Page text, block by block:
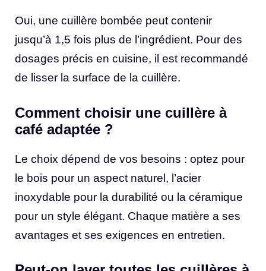
Oui, une cuillère bombée peut contenir
jusqu’à 1,5 fois plus de l’ingrédient. Pour des
dosages précis en cuisine, il est recommandé
de lisser la surface de la cuillère.
Comment choisir une cuillère à
café adaptée ?
Le choix dépend de vos besoins : optez pour
le bois pour un aspect naturel, l’acier
inoxydable pour la durabilité ou la céramique
pour un style élégant. Chaque matière a ses
avantages et ses exigences en entretien.